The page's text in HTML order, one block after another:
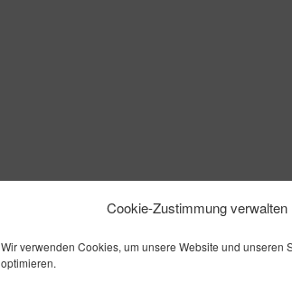
Cookie-Zustimmung verwalten
Wir verwenden Cookies, um unsere Website und unseren
optimieren.